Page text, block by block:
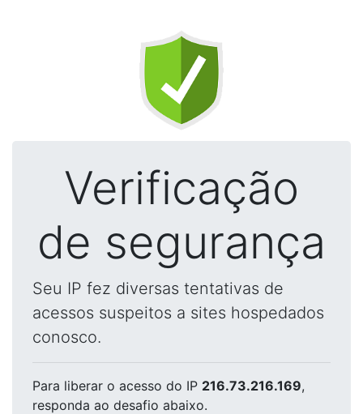
Verificação
de segurança
Seu IP fez diversas tentativas de
acessos suspeitos a sites hospedados
conosco.
Para liberar o acesso do IP 216.73.216.169,
responda ao desafio abaixo.